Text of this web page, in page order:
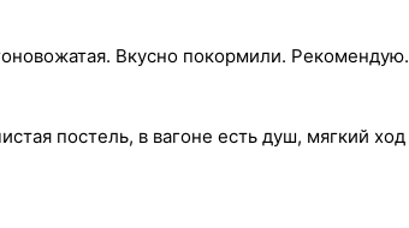
Вкусно покормили. Рекомендую.
постель, в вагоне есть душ, мягкий ход